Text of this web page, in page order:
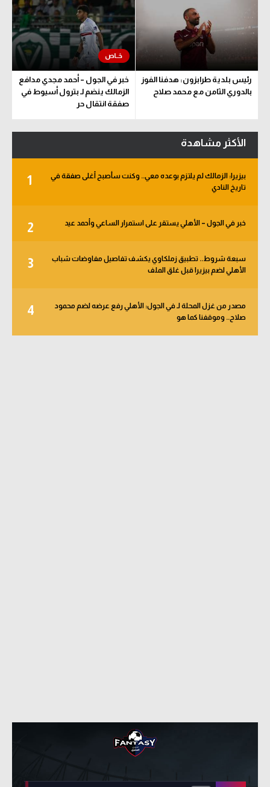
رئيس بلدية طرابزون: هدفنا الفوز
بالدوري الثامن مع محمد صلاح
خبر في الجول – أحمد مجدي مدافع
الزمالك ينضم لـ بترول أسيوط في
صفقة انتقال حر
الأكثر مشاهدة
1
بيزيرا: الزمالك لم يلتزم بوعده معي.. وكنت سأصبح أغلى صفقة في
تاريخ النادي
2 خبر في الجول – الأهلي يستقر على استمرار الساعي وأحمد عيد
3
سبعة شروط.. تطبيق زملكاوي يكشف تفاصيل مفاوضات شباب
الأهلي لضم بيزيرا قبل غلق الملف
4
مصدر من غزل المحلة لـ في الجول: الأهلي رفع عرضه لضم محمود
صلاح.. وموقفنا كما هو